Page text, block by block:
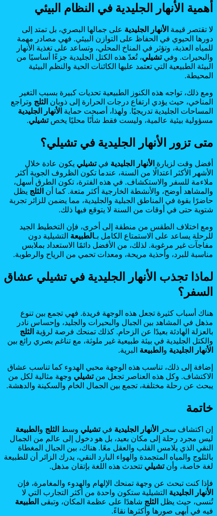
أهمية الأنهار الجليدية في النظام البيئي
لا تقتصر قيمة الأنهار الجليدية على جمالها البصري، بل تمتد إلى
دورها الحيوي في الحفاظ على التوازن البيئي. فهي مصادر مهمة
للمياه العذبة، وتؤثر في المناخ المحلي، وتساعد على تغذية الأنهار
والبحيرات. وفيتشيلي، تُعدّ هذه الكتل الجليدية جزءًا أساسيًا من
البيئة الطبيعية التي تعتمد عليها الكائنات الحية والنظم البيئية
المحيطة.
ومع ذلك، تواجه هذه الكنوز الطبيعية تحديات كبيرة بسبب التغير
المناخي، حيث يؤدي ارتفاع درجات الحرارة إلى ذوبان الثلج وتراجع
المساحات الجليدية تدريجيًا. ولهذا، أصبحت حماية الأنهار الجليدية
مسؤولية بيئية عالمية، وليست فقط شأنًا محليًا يخصتشيلي.
متى تزور الأنهار الجليدية في تشيلي؟
أفضل وقت لزيارة الأنهار الجليدية فيتشيلي يكون عادة خلال
الأشهر الأكثر اعتدالًا من السنة، عندما تكون الظروف الجوية أكثر
ملاءمة للسفر والاستكشاف. في هذه الفترة، تكون الطرق أسهل،
والمشاهد أوضح، والأنشطة الخارجية أكثر متعة. كما أن الثلج يظل
حاضرًا بقوة في المناطق الجبلية والجليدية، مما يضمن للزائر تجربة
شتوية حتى في أوقات من السنة لا يتوقع فيها ذلك.
ومع اختلاف الطقس من منطقة إلى أخرى، فإن التخطيط الجيد
للرحلة يساعد على الاستمتاع الكامل بـالطبيعة التشيلية دون
مفاجآت غير مرغوبة. لذلك، من الأفضل دائمًا الاستعداد بملابس
مناسبة للبرد، وأحذية مريحة، ومعدات تحمي من الرياح والرطوبة.
لماذا تجذب الأنهار الجليدية في تشيلي عشاق
السفر؟
هناك أسباب كثيرة تجعل هذه الوجهة فريدة. فهي تجمع بين تنوع
مذهل في المشاهد بين الجبال والبحيرات والجليد، وإحساس نادر
بالعزلة الهادئة بعيدًا عن الزحام. كذلك تمنحك فرصة لرؤية الثلج
والكتل الجليدية في بيئة طبيعية غير ملوثة، مع تناغم بصري رائع بين
الأنهار الجليدية و الطبيعة البرية.
إضافة إلى ذلك، تناسب هذه الوجهة محبي الهدوء كما تناسب عشاق
الاكتشاف. وكل هذه العناصر تجعل منتشيلي وجهة مثالية لكل من
يبحث عن رحلة مختلفة، تجمع بين الجمال الخام والسكينة والدهشة.
خاتمة
إن اكتشاف سحر الأنهار الجليدية فيتشيلي وسط الثلج و الطبيعة
ليس مجرد رحلة إلى مكان بعيد، بل هو دخول إلى عالم من الجمال
النقي الذي يلامس القلب والعقل معًا. هناك، بين الجبال المغطاة
بالثلوج والمياه المتجمدة والهواء البارد النقي، يدرك الزائر أن للطبيعة
لغة خاصة، وأنتشيلي تتحدث هذه اللغة بإتقان مذهل.
فإذا كنت تبحث عن وجهة تمنحك الإلهام والهدوء والمغامرة، فإن
الأنهار الجليدية التشيلية ستكون واحدة من أكثر التجارب التي لا
تُنسى، حيث يظل الثلج شاهدًا على عظمة المكان، وتبقى الطبيعة
فيه في أبهى صورها وأكثرها نقاءً.